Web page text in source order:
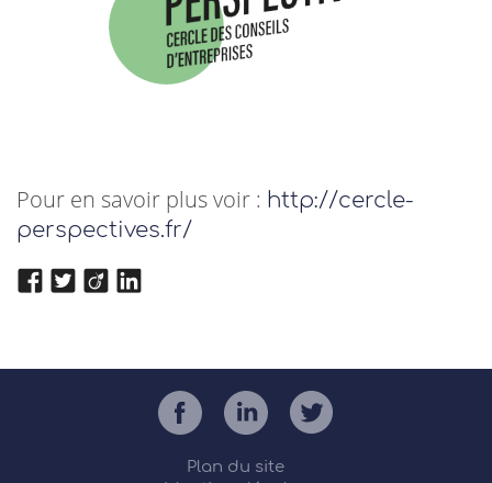
Pour en savoir plus voir : http://cercle-
perspectives.fr/
Plan du site